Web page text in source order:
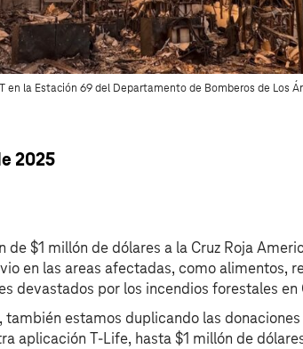
en la Estación 69 del Departamento de Bomberos de Los
2025
de $1 millón de dólares a la Cruz Roja
en las areas afectadas, como alimentos,
devastados por los incendios forestales en
estamos duplicando las donaciones
aplicación T-Life, hasta $1 millón de